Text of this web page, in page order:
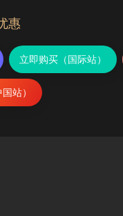
惠
立即购买（国际站）
站）